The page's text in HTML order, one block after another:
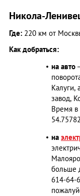
Никола-
Где: 220 км от
Как добраться:
на авто
Калуги,
завод,
Время в
на
больше
614-64-